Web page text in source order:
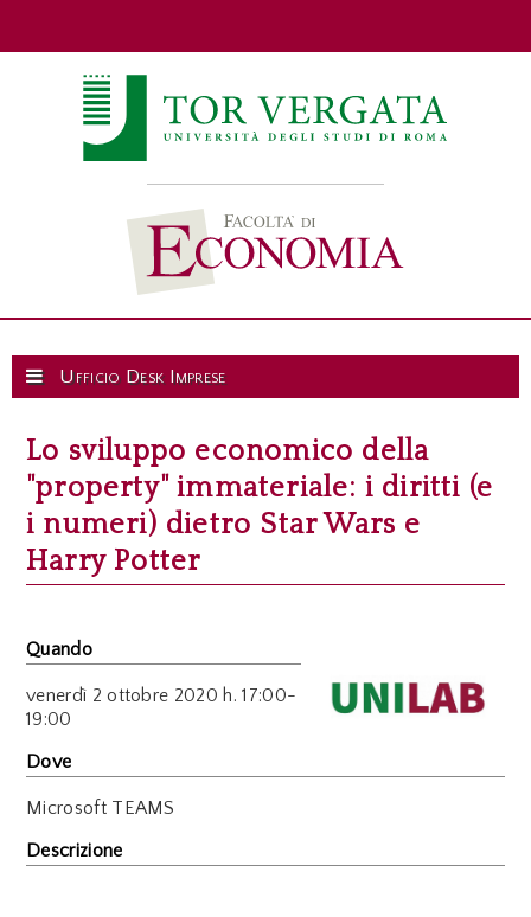
Lo sviluppo economico della
"property" immateriale: i diritti (e
i numeri) dietro Star Wars e
Harry Potter
Quando
venerdì 2 ottobre 2020 h. 17:00-
19:00
Dove
Microsoft TEAMS
Descrizione
Ufficio Desk Imprese